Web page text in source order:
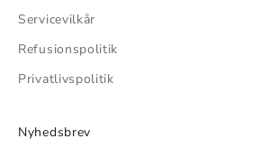
Servicevilkår
Refusionspolitik
Privatlivspolitik
Nyhedsbrev